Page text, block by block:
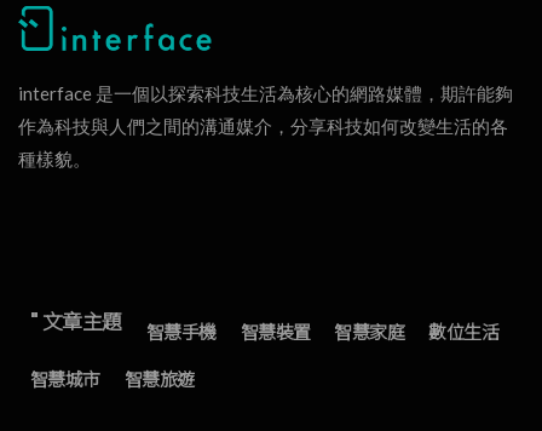
interface 是一個以探索科技生活為核心的網路媒體，期許能夠
作為科技與人們之間的溝通媒介，分享科技如何改變生活的各
種樣貌。
" 文章主題 智慧手機 智慧裝置 智慧家庭
數位生活
智慧城市
智慧旅遊